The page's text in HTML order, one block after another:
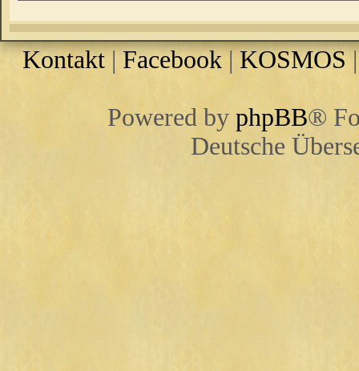
Kontakt | Facebook| KOSMOS
Powered by phpBB®
Deutsche